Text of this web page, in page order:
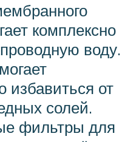
комплексно
воду.
избавиться от
солей.
фильтры для